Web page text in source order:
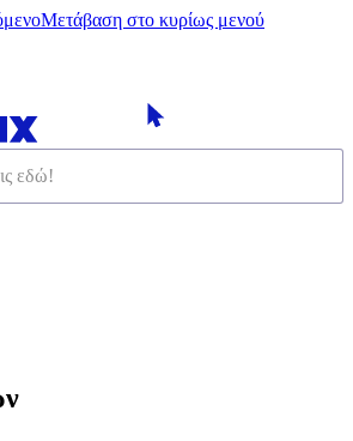
Μετάβαση στο κυρίως μενού